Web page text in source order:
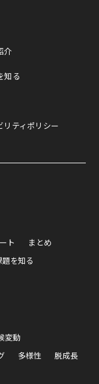
介
知る
リティポリシー
ト
まとめ
題を知る
変動
多様性 脱成長